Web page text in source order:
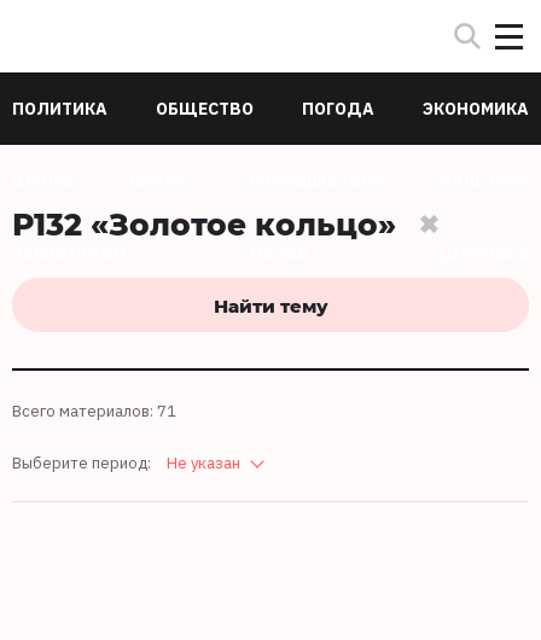
ПОЛИТИКА ОБЩЕСТВО ПОГОДА ЭКОНОМИКА
Р132 «Золотое кольцо»
Найти тему
Всего материалов: 71
Выберите период: Не указан